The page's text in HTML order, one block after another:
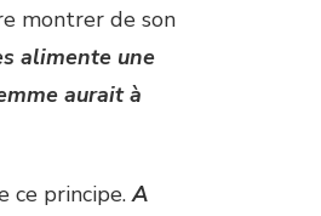
montrer de son
alimente une
aurait à
ce principe.A